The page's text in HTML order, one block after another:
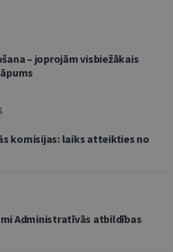
– joprojām visbiežākais
komisijas: laiks atteikties no
Administratīvās atbildības